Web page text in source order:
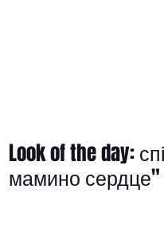
Look of the day:
мамино сердце"